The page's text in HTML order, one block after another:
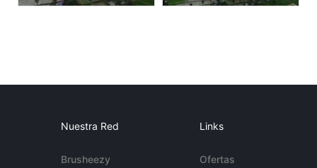
Nuestra Red
Brusheezy
Links
Ofertas